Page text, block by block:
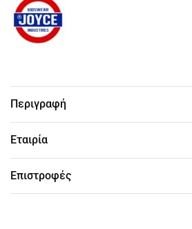
Περιγραφή
Εταιρία
Επιστροφές